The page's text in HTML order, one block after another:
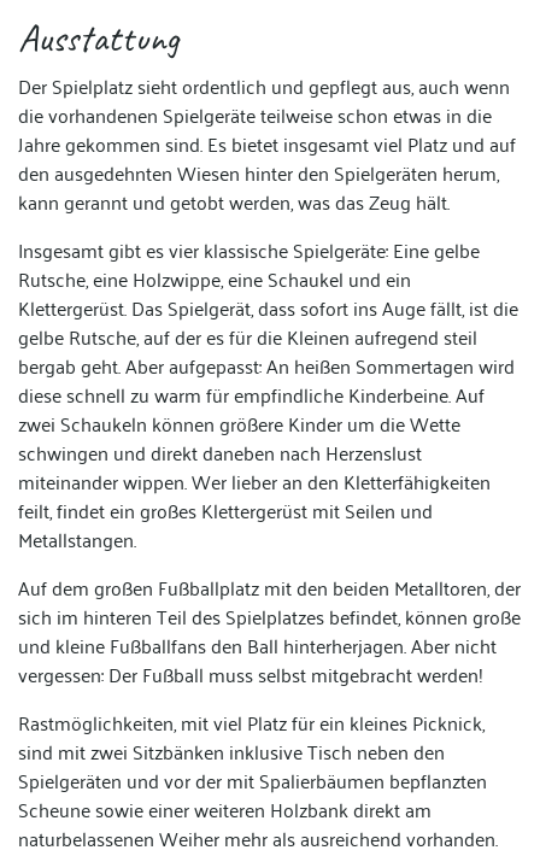
Ausstattung
Der Spielplatz sieht ordentlich und gepflegt aus, auch wenn
die vorhandenen Spielgeräte teilweise schon etwas in die
Jahre gekommen sind. Es bietet insgesamt viel Platz und auf
den ausgedehnten Wiesen hinter den Spielgeräten herum,
kann gerannt und getobt werden, was das Zeug hält.
Insgesamt gibt es vier klassische Spielgeräte: Eine gelbe
Rutsche, eine Holzwippe, eine Schaukel und ein
Klettergerüst. Das Spielgerät, dass sofort ins Auge fällt, ist die
gelbe Rutsche, auf der es für die Kleinen aufregend steil
bergab geht. Aber aufgepasst: An heißen Sommertagen wird
diese schnell zu warm für empfindliche Kinderbeine. Auf
zwei Schaukeln können größere Kinder um die Wette
schwingen und direkt daneben nach Herzenslust
miteinander wippen. Wer lieber an den Kletterfähigkeiten
feilt, findet ein großes Klettergerüst mit Seilen und
Metallstangen.
Auf dem großen Fußballplatz mit den beiden Metalltoren, der
sich im hinteren Teil des Spielplatzes befindet, können große
und kleine Fußballfans den Ball hinterherjagen. Aber nicht
vergessen: Der Fußball muss selbst mitgebracht werden!
Rastmöglichkeiten, mit viel Platz für ein kleines Picknick,
sind mit zwei Sitzbänken inklusive Tisch neben den
Spielgeräten und vor der mit Spalierbäumen bepflanzten
Scheune sowie einer weiteren Holzbank direkt am
naturbelassenen Weiher mehr als ausreichend vorhanden.